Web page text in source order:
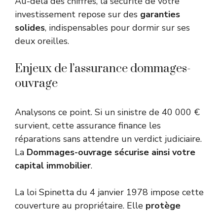
investissement repose sur des garanties
solides, indispensables pour dormir sur ses
deux oreilles.
Enjeux de l’assurance dommages-
ouvrage
Analysons ce point. Si un sinistre de 40 000 €
survient, cette assurance finance les
réparations sans attendre un verdict judiciaire.
La Dommages-ouvrage sécurise ainsi votre
capital immobilier.
La loi Spinetta du 4 janvier 1978 impose cette
couverture au propriétaire. Elle protège